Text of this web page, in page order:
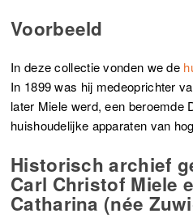
Voorbeeld
In deze collectie vonden we de
In 1899 was hij medeoprichter
later Miele werd, een beroemde
huishoudelijke apparaten van
Historisch archief
Carl Christof Miele
Catharina (née